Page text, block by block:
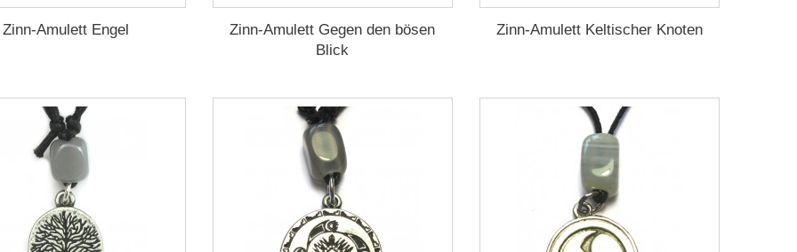
Zinn-Amulett Engel
Zinn-Amulett Gegen den bösen
Blick
Zinn-Amulett Keltischer Knoten